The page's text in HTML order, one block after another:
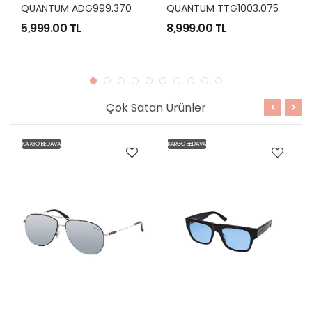
ADG999.370 QUANTUM TTG1003.075 QUANTUM
Çok Satan Ürünler
KARGO BEDAVA KARGO BEDAVA